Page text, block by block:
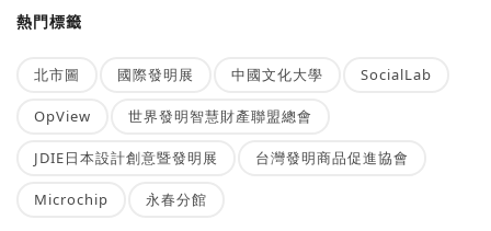
熱門標籤
北市圖 國際發明展 中國文化大學 SocialLab
OpView 世界發明智慧財產聯盟總會
JDIE日本設計創意暨發明展 台灣發明商品促進協會
Microchip 永春分館